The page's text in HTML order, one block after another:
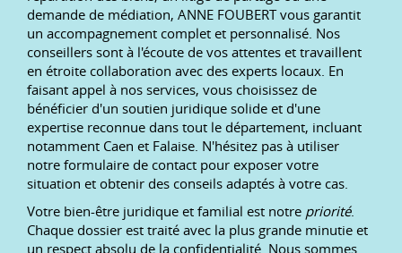
demande de médiation, ANNE FOUBERT vous garantit
un accompagnement complet et personnalisé. Nos
conseillers sont à l'écoute de vos attentes et travaillent
en étroite collaboration avec des experts locaux. En
faisant appel à nos services, vous choisissez de
bénéficier d'un soutien juridique solide et d'une
expertise reconnue dans tout le département, incluant
notamment Caen et Falaise. N'hésitez pas à utiliser
notre formulaire de contact pour exposer votre
situation et obtenir des conseils adaptés à votre cas.
Votre bien-être juridique et familial est notre priorité.
Chaque dossier est traité avec la plus grande minutie et
un respect absolu de la confidentialité. Nous sommes